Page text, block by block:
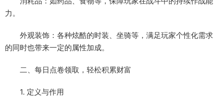
力。
外观装饰：各种炫酷的时装、坐骑等，满足玩家个性化需求
的同时也带来一定的属性加成。
二、每日点卷领取，轻松积累财富
1. 定义与作用